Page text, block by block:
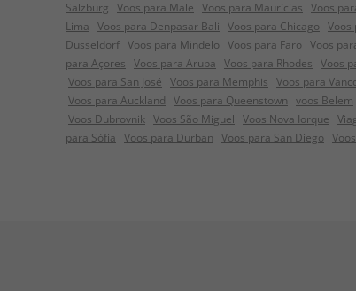
Salzburg Voos para Male Voos para Maurícias Voos
Lima Voos para Denpasar Bali Voos para Chicago Voos
Dusseldorf Voos para Mindelo Voos para Faro Voos
para Açores Voos para Aruba Voos para Rhodes Voos
Voos para San José Voos para Memphis Voos para
Voos para Auckland Voos para Queenstown voos Belem
Voos Dubrovnik Voos São Miguel Voos Nova Iorque
para Sófia Voos para Durban Voos para San Diego